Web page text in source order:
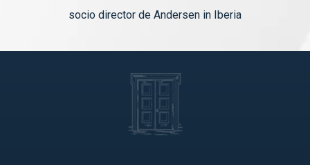
socio director de Andersen in Iberia